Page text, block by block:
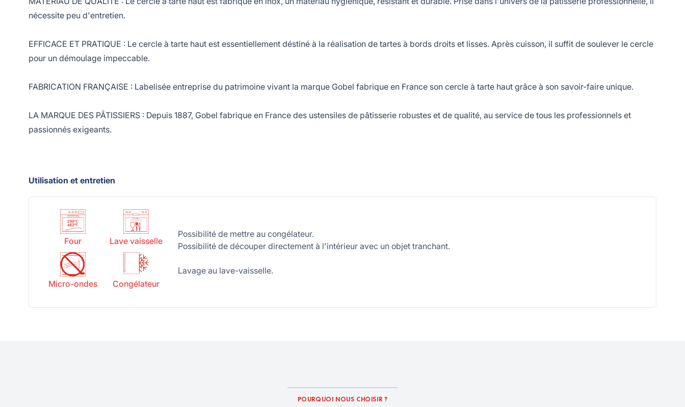
nécessite peu d'entretien.
EFFICACE ET PRATIQUE : Le cercle à tarte haut est essentiellement déstiné à la réalisation de tartes à bords droits et lisses. Après cuisson, il suffit de soulever le cercle
pour un démoulage impeccable.
FABRICATION FRANÇAISE : Labelisée entreprise du patrimoine vivant la marque Gobel fabrique en France son cercle à tarte haut grâce à son savoir-faire unique.
LA MARQUE DES PÂTISSIERS : Depuis 1887, Gobel fabrique en France des ustensiles de pâtisserie robustes et de qualité, au service de tous les professionnels et
passionnés exigeants.
Utilisation et entretien
Four Lave vaisselle
Micro-ondes Congélateur
Possibilité de mettre au congélateur.
Possibilité de découper directement à l'intérieur avec un objet tranchant.
Lavage au lave-vaisselle.
POURQUOI NOUS CHOISIR ?